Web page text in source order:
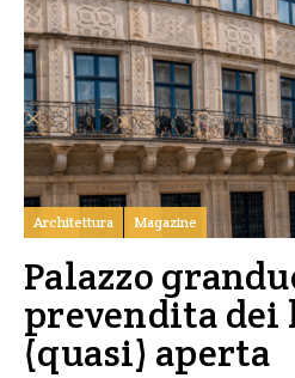
Architettura Magazine
Palazzo
prevendita
(quasi) aperta